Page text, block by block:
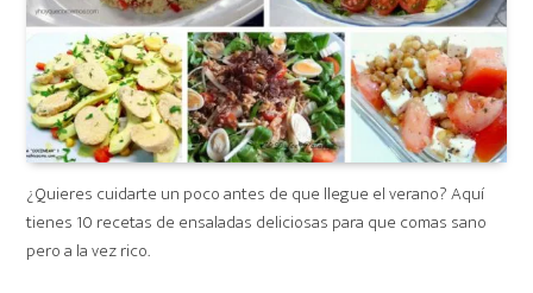
¿Quieres cuidarte un poco antes de que llegue el verano? Aquí
tienes 10 recetas de ensaladas deliciosas para que comas sano
pero a la vez rico.